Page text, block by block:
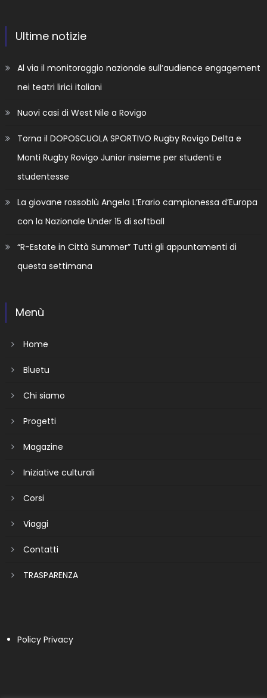
Ultime notizie
Al via il monitoraggio nazionale sull’audience engagement
nei teatri lirici italiani
Nuovi casi di West Nile a Rovigo
Torna il DOPOSCUOLA SPORTIVO Rugby Rovigo Delta e
Monti Rugby Rovigo Junior insieme per studenti e
studentesse
La giovane rossoblù Angela L’Erario campionessa d’Europa
con la Nazionale Under 15 di softball
“R-Estate in Città Summer” Tutti gli appuntamenti di
questa settimana
Menù
Home
Bluetu
Chi siamo
Progetti
Magazine
Iniziative culturali
Corsi
Viaggi
Contatti
TRASPARENZA
Policy Privacy